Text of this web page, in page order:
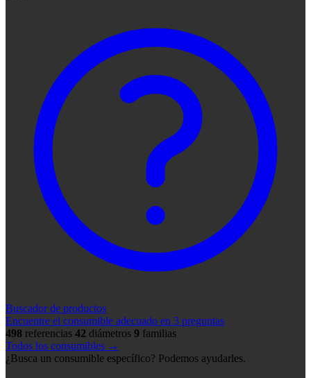
Buscador de productos
Encuentre el consumible adecuado en 3 preguntas
498 referencias 42 diámetros 9 familias
Todos los consumibles →
¿Busca un consumible específico? Podemos ayudarles.